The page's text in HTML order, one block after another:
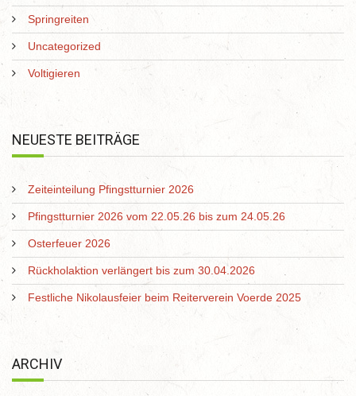
Springreiten
Uncategorized
Voltigieren
NEUESTE BEITRÄGE
Zeiteinteilung Pfingstturnier 2026
Pfingstturnier 2026 vom 22.05.26 bis zum 24.05.26
Osterfeuer 2026
Rückholaktion verlängert bis zum 30.04.2026
Festliche Nikolausfeier beim Reiterverein Voerde 2025
ARCHIV